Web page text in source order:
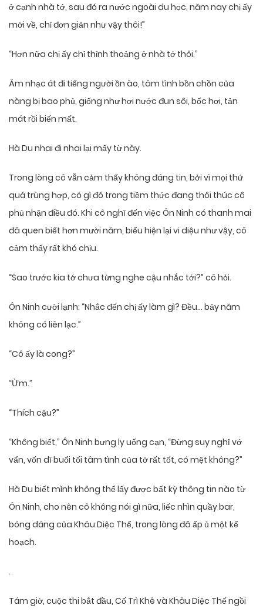
ở cạnh nhà tớ, sau đó ra nước ngoài du học, năm nay chị ấy
mới về, chỉ đơn giản như vậy thôi!”
“Hơn nữa chị ấy chỉ thỉnh thoảng ở nhà tớ thôi.”
Âm nhạc át đi tiếng người ồn ào, tâm tình bồn chồn của
nàng bị bao phủ, giống như hơi nước đun sôi, bốc hơi, tản
mát rồi biến mất.
Hà Du nhai đi nhai lại mấy từ này.
Trong lòng cô vẫn cảm thấy không đáng tin, bởi vì mọi thứ
quá trùng hợp, có gì đó trong tiềm thức đang thôi thúc cô
phủ nhận điều đó. Khi cô nghĩ đến việc Ôn Ninh có thanh mai
đã quen biết hơn mười năm, biểu hiện lại vi diệu như vậy, cô
cảm thấy rất khó chịu.
“Sao trước kia tớ chưa từng nghe cậu nhắc tới?” cô hỏi.
Ôn Ninh cười lạnh: “Nhắc đến chị ấy làm gì? Đều… bảy năm
không có liên lạc.”
“Cô ấy là cong?”
“Ừm.”
“Thích cậu?”
“Không biết,” Ôn Ninh bưng ly uống cạn, “Đừng suy nghĩ vớ
vẩn, vốn dĩ buổi tối tâm tình của tớ rất tốt, có mệt không?”
Hà Du biết mình không thể lấy được bất kỳ thông tin nào từ
Ôn Ninh, cho nên cô không nói gì nữa, liếc nhìn quầy bar,
bóng dáng của Khâu Diệc Thế, trong lòng đã ấp ủ một kế
hoạch.
.
Tám giờ, cuộc thi bắt đầu, Cố Trì Khê và Khâu Diệc Thế ngồi